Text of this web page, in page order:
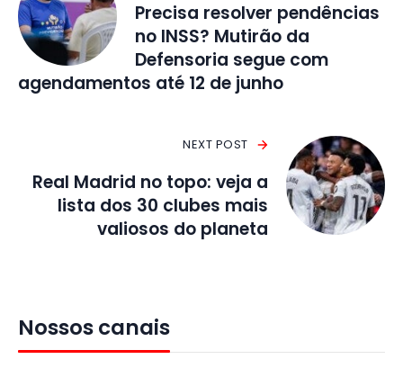
Precisa resolver pendências
no INSS? Mutirão da
Defensoria segue com
agendamentos até 12 de junho
NEXT POST
Real Madrid no topo: veja a
lista dos 30 clubes mais
valiosos do planeta
Nossos canais